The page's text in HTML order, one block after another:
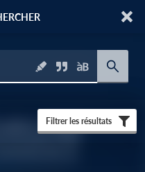
Filtrer les résultats